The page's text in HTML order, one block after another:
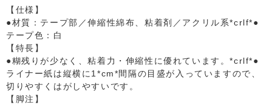
【仕様】
●材質：テープ部／伸縮性綿布、粘着剤／アクリル系*crlf*●
テープ色：白
【特長】
●糊残りが少なく、粘着力・伸縮性に優れています。*crlf*●
ライナー紙は縦横に1*cm*間隔の目盛が入っていますので、
切りやすくはがしやすいです。
【脚注】